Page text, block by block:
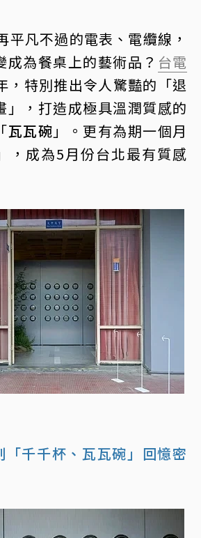
平凡不過的電表、電纜線，
成為餐桌上的藝術品？ 台電
，特別推出令人驚豔的「退
」，打造成極具溫潤質感的
瓦瓦碗 」。更有為期一個月
，成為5月份台北最有質感
千千杯、瓦瓦碗」回憶密